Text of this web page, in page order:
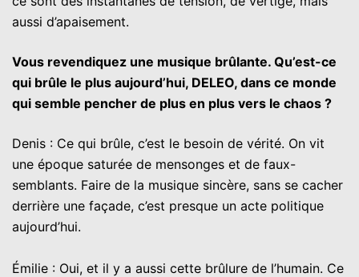
aussi d’apaisement.
Vous revendiquez une musique brûlante. Qu’est-ce
qui brûle le plus aujourd’hui, DELEO, dans ce monde
qui semble pencher de plus en plus vers le chaos ?
Denis : Ce qui brûle, c’est le besoin de vérité. On vit
une époque saturée de mensonges et de faux-
semblants. Faire de la musique sincère, sans se cacher
derrière une façade, c’est presque un acte politique
aujourd’hui.
Émilie : Oui, et il y a aussi cette brûlure de l’humain. Ce